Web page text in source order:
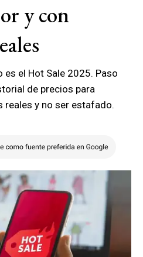
y con
es el Hot Sale 2025. Paso
de precios para
reales y no ser estafado.